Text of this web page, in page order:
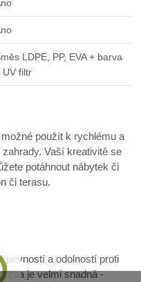
LDPE, PP, EVA + barva
UV filtr
použít k rychlému a
Vaší kreativitě se
potáhnout nábytek či
či terasu.
pevností a odolností proti
je velmi snadná -